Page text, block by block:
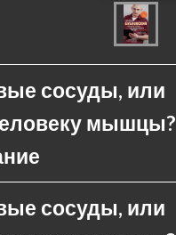
сосуды, или
мышцы?
сосуды, или